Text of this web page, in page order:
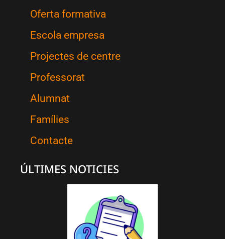
Oferta formativa
Escola empresa
Projectes de centre
Professorat
Alumnat
Famílies
Contacte
ÚLTIMES NOTICIES